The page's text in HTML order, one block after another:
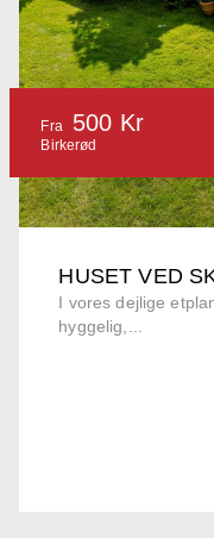
HUSET VED
I vores dejlige
hyggelig,...
Fra 500 Kr
Birkerød